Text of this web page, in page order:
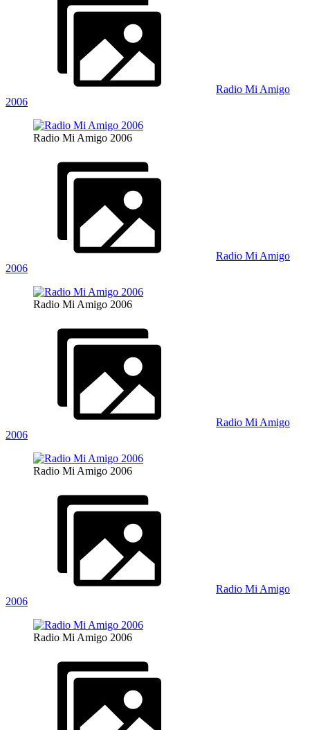
Radio Mi Amigo
2006
Radio Mi Amigo 2006
Radio Mi Amigo
2006
Radio Mi Amigo 2006
Radio Mi Amigo
2006
Radio Mi Amigo 2006
Radio Mi Amigo
2006
Radio Mi Amigo 2006